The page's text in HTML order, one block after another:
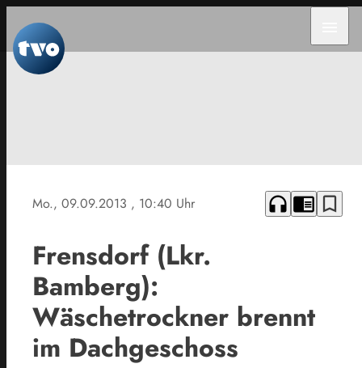
Mo., 09.09.2013 , 10:40 Uhr headphones chrome_reader_mode bookmark_border
Frensdorf (Lkr.
Bamberg):
Wäschetrockner brennt
im Dachgeschoss